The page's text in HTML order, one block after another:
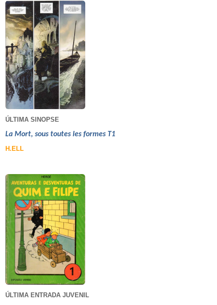
ÚLTIMA SINOPSE
La Mort, sous toutes les formes T1
H.ELL
ÚLTIMA ENTRADA JUVENIL